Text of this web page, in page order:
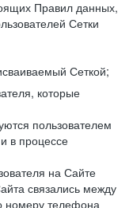
Правил данных,
Сетки
Сеткой;
которые
пользователем
в процессе
на Сайте
связались между
номеру телефона